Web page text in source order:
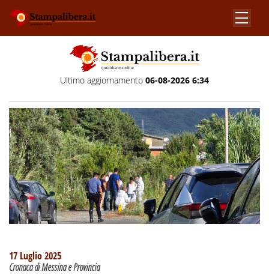
Ultimo aggiornamento 06-08-2026 6:34
17 Luglio 2025
Cronaca di Messina e Provincia